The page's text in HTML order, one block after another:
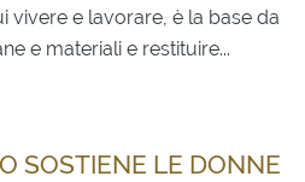
vivere e lavorare, è la base da
e materiali e restituire...
SOSTIENE LE DONNE